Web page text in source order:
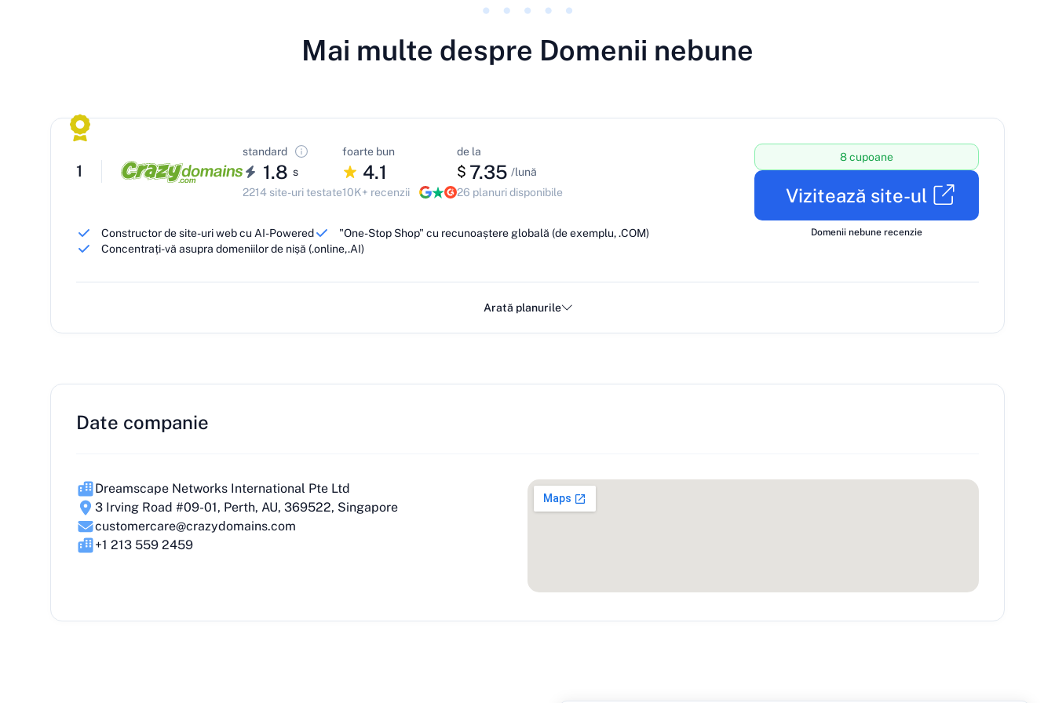
Mai multe despre Domenii nebune
1
standard
1.8 s
2214 site-uri testate
foarte bun
4.1
10K+ recenzii
de la
$ 7.35 /lună
26 planuri disponibile
Constructor de site-uri web cu AI-Powered
"One-Stop Shop" cu recunoaștere globală (de exemplu, .COM)
Concentrați-vă asupra domeniilor de nișă (.online,.AI)
8 cupoane
Vizitează site-ul
Domenii nebune recenzie
Arată planurile
Date companie
Dreamscape Networks International Pte Ltd
3 Irving Road #09-01, Perth, AU, 369522, Singapore
customercare@crazydomains.com
+1 213 559 2459